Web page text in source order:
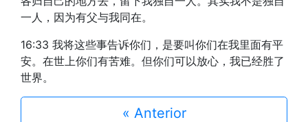
一人，因为有父与我同在。
16:33 我将这些事告诉你们，是要叫你们在我里面有平
安。在世上你们有苦难。但你们可以放心，我已经胜了
世界。
« Anterior